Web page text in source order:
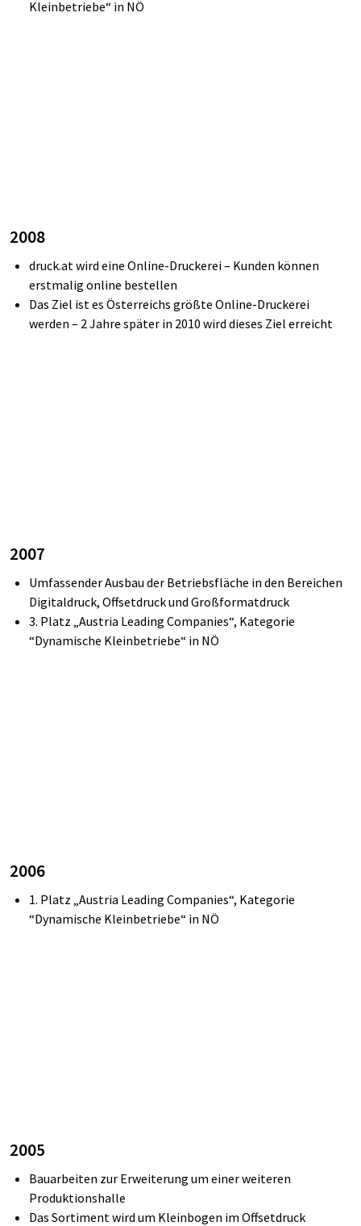
Kleinbetriebe“ in NÖ
2008
druck.atwird eine Online-Druckerei – Kunden können
erstmalig online bestellen
Das Ziel ist es Österreichs größte Online-Druckerei
werden – 2 Jahre später in 2010 wird dieses Ziel erreicht
2007
Umfassender Ausbau der Betriebsfläche in den Bereichen
Digitaldruck, Offsetdruck und Großformatdruck
3. Platz „Austria Leading Companies“, Kategorie
“Dynamische Kleinbetriebe“ in NÖ
2006
1. Platz „Austria Leading Companies“, Kategorie
“Dynamische Kleinbetriebe“ in NÖ
2005
Bauarbeiten zur Erweiterung um einer weiteren
Produktionshalle
Das Sortiment wird um Kleinbogen im Offsetdruck